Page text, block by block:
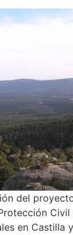
del
en Castilla